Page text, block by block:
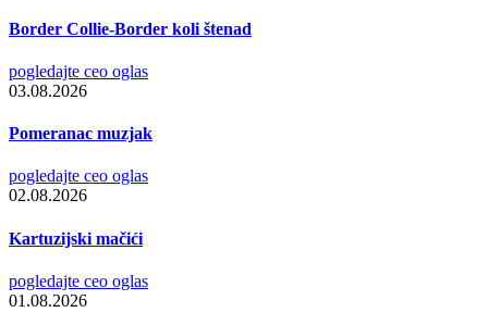
Border Collie-Border koli štenad
pogledajte ceo oglas
03.08.2026
Pomeranac muzjak
pogledajte ceo oglas
02.08.2026
Kartuzijski mačići
pogledajte ceo oglas
01.08.2026